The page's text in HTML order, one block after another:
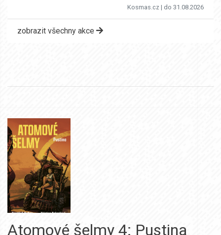
Kosmas.cz | do 31.08.2026
zobrazit všechny akce
Atomové šelmy 4: Pustina